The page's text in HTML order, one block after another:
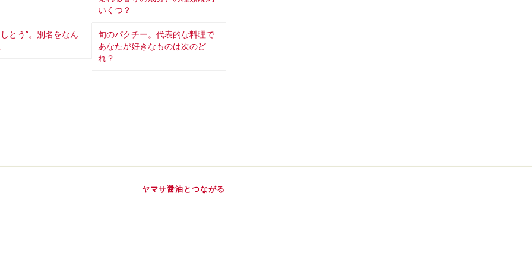
いくつ？
とう”。別名をなん
旬のパクチー。代表的な料理で
あなたが好きなものは次のど
れ？
ヤマサ醤油とつながる